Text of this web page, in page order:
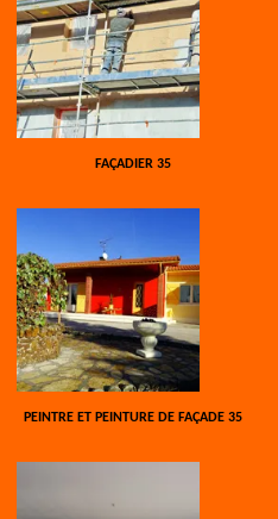
FAÇADIER 35
PEINTRE ET PEINTURE DE FAÇADE 35